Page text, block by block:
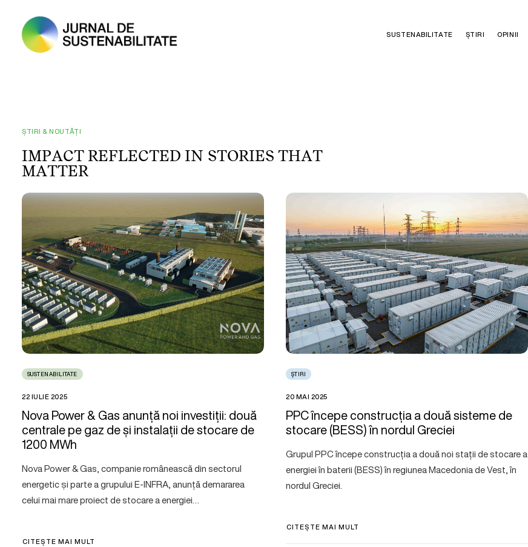
SUSTENABILITATE ȘTIRI OPINII
ȘTIRI & NOUTĂȚI
IMPACT REFLECTED IN STORIES THAT
MATTER
SUSTENABILITATE
22 IULIE 2025
Nova Power & Gas anunță noi investiții: două
centrale pe gaz de și instalații de stocare de
1200 MWh
Nova Power & Gas, companie românească din sectorul
energetic și parte a grupului E-INFRA, anunță demararea
celui mai mare proiect de stocare a energiei…
CITEȘTE MAI MULT
ȘTIRI
20 MAI 2025
PPC începe construcția a două sisteme de
stocare (BESS) în nordul Greciei
Grupul PPC începe construcția a două noi stații de stocare a
energiei în baterii (BESS) în regiunea Macedonia de Vest, în
nordul Greciei.
CITEȘTE MAI MULT